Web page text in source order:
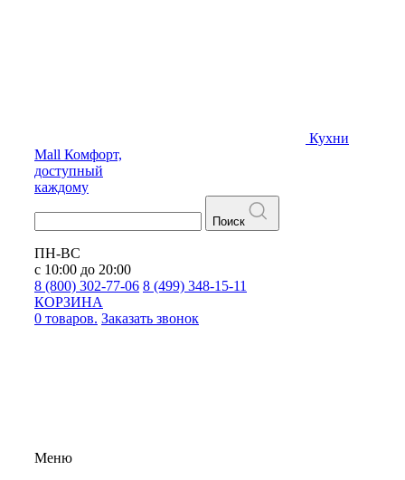
Кухни
Mall Комфорт,
доступный
каждому
Поиск
ПН-ВС
с 10:00 до 20:00
8 (800) 302-77-06 8 (499) 348-15-11
КОРЗИНА
0 товаров. Заказать звонок
Меню